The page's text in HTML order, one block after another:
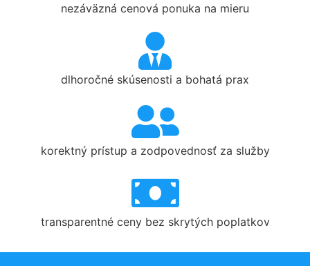
nezáväzná cenová ponuka na mieru
dlhoročné skúsenosti a bohatá prax
korektný prístup a zodpovednosť za služby
transparentné ceny bez skrytých poplatkov